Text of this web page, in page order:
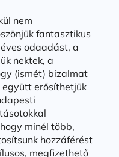
nem
fantasztikus
odaadást, a
nektek, a
(ismét) bizalmat
együtt erősíthetjük
minél több,
hozzáférést
megfizethető